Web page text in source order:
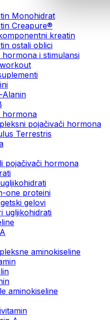
Monohidrat
Creapure®
kreatin
ostali oblici
hormona i stimulansi
Alanin
hormona
pojačivači hormona
Terrestris
pojačivači hormona
one proteini
gelovi
ugljikohidrati
aminokiseline
aminokiseline